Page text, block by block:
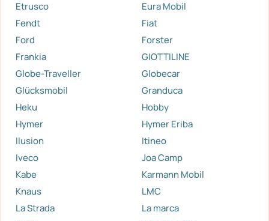
Etrusco
Eura Mobil
Fendt
Fiat
Ford
Forster
Frankia
GIOTTILINE
Globe-Traveller
Globecar
Glücksmobil
Granduca
Heku
Hobby
Hymer
Hymer Eriba
Ilusion
Itineo
Iveco
Joa Camp
Kabe
Karmann Mobil
Knaus
LMC
La Strada
La marca